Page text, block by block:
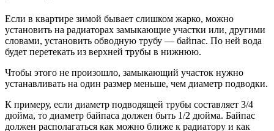
Если в квартире зимой бывает слишком жарко, можно
установить на радиаторах замыкающие участки или, другими
словами, установить обводную трубу — байпас. По ней вода
будет перетекать из верхней трубы в нижнюю.
Чтобы этого не произошло, замыкающий участок нужно
устанавливать на один размер меньше, чем диаметр подводки.
К примеру, если диаметр подводящей трубы составляет 3/4
дюйма, то диаметр байпаса должен быть 1/2 дюйма. Байпас
должен располагаться как можно ближе к радиатору и как